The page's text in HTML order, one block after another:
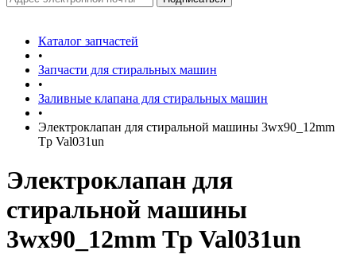
Каталог запчастей
•
Запчасти для стиральных машин
•
Заливные клапана для стиральных машин
•
Электроклапан для стиральной машины 3wx90_12mm
Tp Val031un
Электроклапан для
стиральной машины
3wx90_12mm Tp Val031un